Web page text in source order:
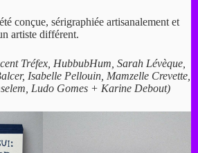
conçue, sérigraphiée artisanalement et
artiste différent.
Tréfex, HubbubHum, Sarah Lévèque,
Isabelle Pellouin, Mamzelle Crevette,
Ludo Gomes + Karine Debout)